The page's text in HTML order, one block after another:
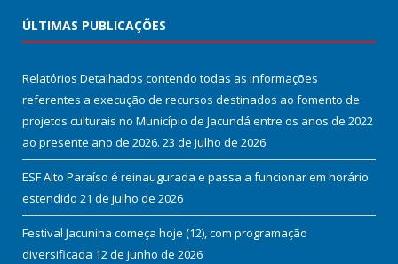
ÚLTIMAS PUBLICAÇÕES
Relatórios Detalhados contendo todas as informações
referentes a execução de recursos destinados ao fomento de
projetos culturais no Município de Jacundá entre os anos de 2022
ao presente ano de 2026. 23 de julho de 2026
ESF Alto Paraíso é reinaugurada e passa a funcionar em horário
estendido 21 de julho de 2026
Festival Jacunina começa hoje (12), com programação
diversificada 12 de junho de 2026